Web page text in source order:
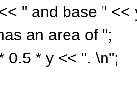
" and base " <<
an area of ";
0.5 * у << ". \n";